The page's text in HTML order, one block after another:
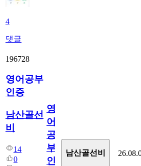
4
댓글
196728
영어공부
인증
남산골선
비
14
0
영
어
공
부
인
남산골선비